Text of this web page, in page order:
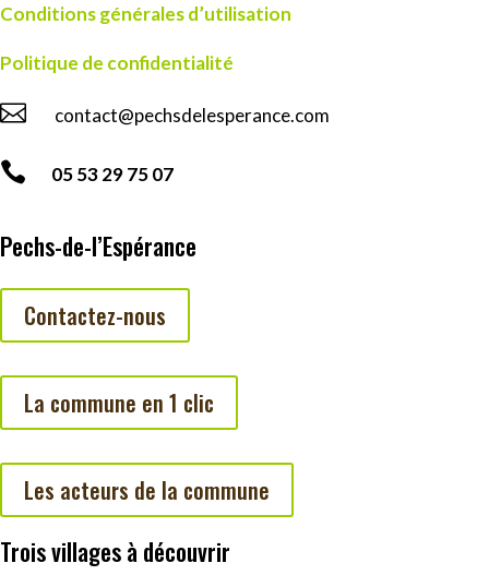
Conditions générales d’utilisation
Politique de confidentialité
 contact@pechsdelesperance.com
 05 53 29 75 07
Pechs-de-l’Espérance
Contactez-nous
La commune en 1 clic
Les acteurs de la commune
Trois villages à découvrir